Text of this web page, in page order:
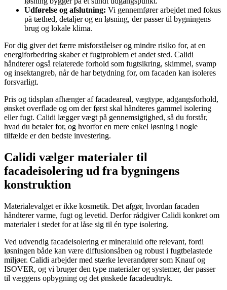
Udførelse og afslutning: Vi gennemfører arbejdet med fokus
på tæthed, detaljer og en løsning, der passer til bygningens
brug og lokale klima.
For dig giver det færre misforståelser og mindre risiko for, at en
energiforbedring skaber et fugtproblem et andet sted. Calidi
håndterer også relaterede forhold som fugtsikring, skimmel, svamp
og insektangreb, når de har betydning for, om facaden kan isoleres
forsvarligt.
Pris og tidsplan afhænger af facadeareal, vægtype, adgangsforhold,
ønsket overflade og om der først skal håndteres gammel isolering
eller fugt. Calidi lægger vægt på gennemsigtighed, så du forstår,
hvad du betaler for, og hvorfor en mere enkel løsning i nogle
tilfælde er den bedste investering.
Calidi vælger materialer til
facadeisolering ud fra bygningens
konstruktion
Materialevalget er ikke kosmetik. Det afgør, hvordan facaden
håndterer varme, fugt og levetid. Derfor rådgiver Calidi konkret om
materialer i stedet for at låse sig til én type isolering.
Ved udvendig facadeisolering er mineraluld ofte relevant, fordi
løsningen både kan være diffusionsåben og robust i fugtbelastede
miljøer. Calidi arbejder med stærke leverandører som Knauf og
ISOVER, og vi bruger den type materialer og systemer, der passer
til væggens opbygning og det ønskede facadeudtryk.